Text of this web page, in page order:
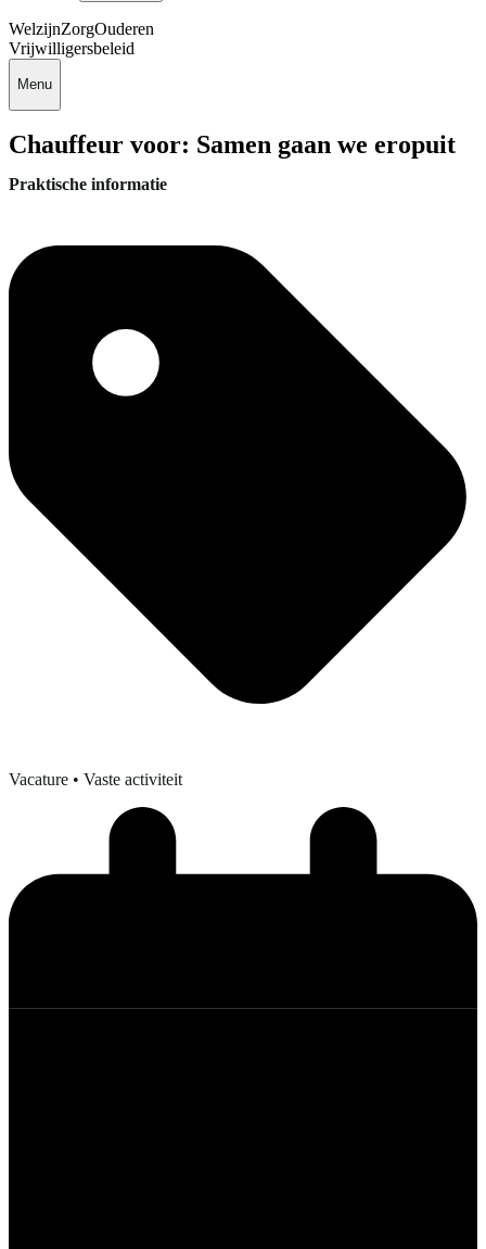
WelzijnZorgOuderen
Vrijwilligersbeleid
Menu
Chauffeur voor: Samen gaan we eropuit
Praktische informatie
Vacature • Vaste activiteit